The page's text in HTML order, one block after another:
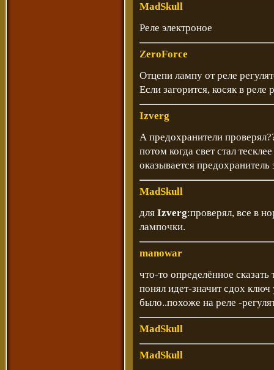
MadSkull
Реле электроное
ZeroForce
Отцепи лампу от реле
Если загорится, косяк в реле
Izverg
А предохранители
потом когда свет стал
оказывается предохранитель
MadSkull
для Izverg:проверял, все в
лампочки.
manowar
что-то определённое сказать
понял идет-значит сдох
было..похоже на реле -
MadSkull
MadSkull